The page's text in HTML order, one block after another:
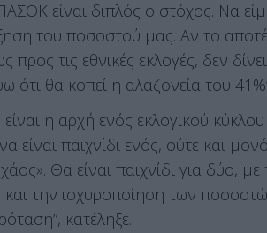
είναι διπλός ο στόχος. Να
του ποσοστού μας. Αν το
προς τις εθνικές εκλογές, δεν
ότι θα κοπεί η αλαζονεία του
η αρχή ενός εκλογικού
είναι παιχνίδι ενός, ούτε και
Θα είναι παιχνίδι για δύο,
την ισχυροποίηση των
κατέληξε.